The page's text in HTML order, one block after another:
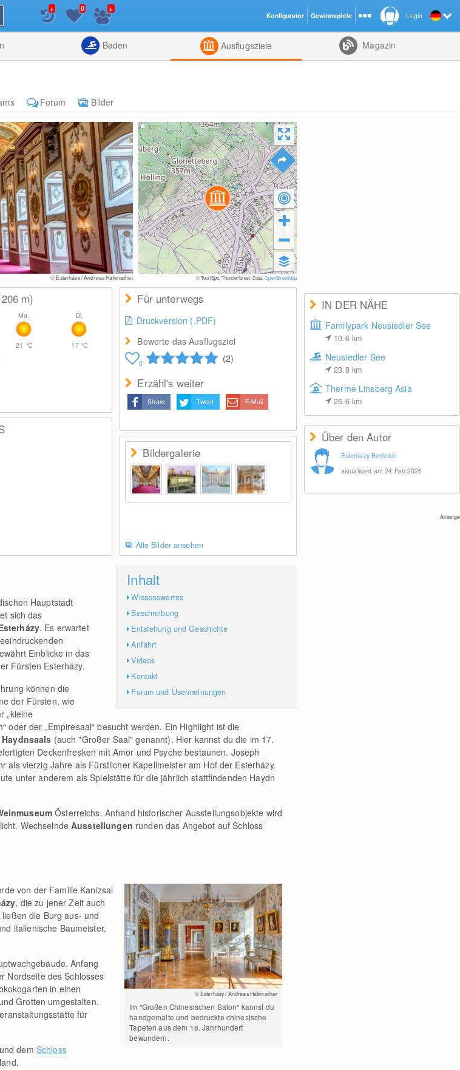
der
Nähe
Listenansicht
+ 0 +
Baden Ausflugsziele Magazin
Forum
Bilder
© Esterházy / Andreas Hafenscher © TouriSpo, Thunderforest, Data:OpenStreetMap
IN DER NÄHE
Familypark Neusiedler See
10.6 km
Neusiedler See
23.8 km
Therme Linsberg Asia
26.6 km
Über den Autor
Esterhazy Betriebe
aktualisiert am 24 Feb 2026
Anzeige
m)
Mo.
21 °C
Di.
17 °C
Für unterwegs
Druckversion (.PDF)
Bewerte das Ausflugsziel
0 (2)
Erzähl's weiter
Share Tweet E-Mail
Bildergalerie
Alle Bilder ansehen
Inhalt
Wissenswertes
Beschreibung
Entstehung und Geschichte
Anfahrt
Videos
Kontakt
Forum und Usermeinungen
Hauptstadt
sich das
. Es erwartet
Einblicke in das
Fürsten Esterházy.
können die
der Fürsten, wie
„kleine
oder der „Empiresaal“ besucht werden. Ein Highlight ist die
Haydnsaals (auch "Großer Saal" genannt). Hier kannst du die im 17.
Deckenfresken mit Amor und Psyche bestaunen. Joseph
als vierzig Jahre als Fürstlicher Kapellmeister am Hof der Esterházy.
unter anderem als Spielstätte für die jährlich stattfindenden Haydn
Österreichs. Anhand historischer Ausstellungsobjekte wird
WechselndeAusstellungen runden das Angebot auf Schloss
© Esterházy / Andreas Hafenscher
Im "Großen Chinesischen Salon" kannst du
handgemalte und bedruckte chinesische
Tapeten aus dem 18. Jahrhundert
bewundern.
von der Familie Kanizsai
, die zu jener Zeit auch
die Burg aus- und
italienische Baumeister,
Anfang
Nordseite des Schlosses
in einen
Grotten umgestalten.
für
und dem Schloss
Login
Konfigurator Gewinnspiele